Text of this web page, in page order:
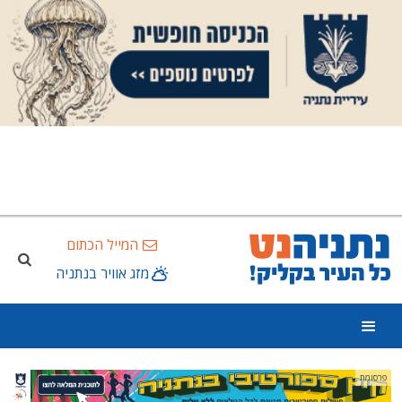
המייל הכתום
מזג אוויר בנתניה
פרסומת